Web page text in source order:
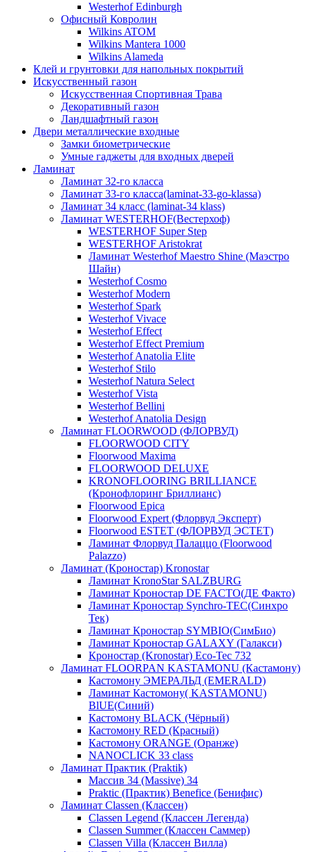
Westerhof Edinburgh
Офисный Ковролин
Wilkins ATOM
Wilkins Mantera 1000
Wilkins Alameda
Клей и грунтовки для напольных покрытий
Искусственный газон
Искусственная Спортивная Трава
Декоративный газон
Ландшафтный газон
Двери металлические входные
Замки биометрические
Умные гаджеты для входных дверей
Ламинат
Ламинат 32-го класса
Ламинат 33-го класса(laminat-33-go-klassa)
Ламинат 34 класс (laminat-34 klass)
Ламинат WESTERHOF(Вестерхоф)
WESTERHOF Super Step
WESTERHOF Aristokrat
Ламинат Westerhof Maestro Shine (Маэстро
Шайн)
Westerhof Cosmo
Westerhof Modern
Westerhof Spark
Westerhof Vivace
Westerhof Effect
Westerhof Effect Premium
Westerhof Anatolia Elite
Westerhof Stilo
Westerhof Natura Select
Westerhof Vista
Westerhof Bellini
Westerhof Anatolia Design
Ламинат FLOORWOOD (ФЛОРВУД)
FLOORWOOD CITY
Floorwood Maxima
FLOORWOOD DELUXE
KRONOFLOORING BRILLIANCE
(Кронофлоринг Бриллианс)
Floorwood Epica
Floorwood Expert (Флорвуд Эксперт)
Floorwood ESTET (ФЛОРВУД ЭСТЕТ)
Ламинат Флорвуд Палаццо (Floorwood
Palazzo)
Ламинат (Кроностар) Kronostar
Ламинат KronoStar SALZBURG
Ламинат Кроностар DE FACTO(ДЕ Факто)
Ламинат Кроностар Synchro-TEC(Синхро
Тек)
Ламинат Кроностар SYMBIO(СимБио)
Ламинат Кроностар GALAXY (Галакси)
Кроностар (Kronostar) Eco-Tec 732
Ламинат FLOORPAN KASTAMONU (Кастамону)
Кастомону ЭМЕРАЛЬД (EMERALD)
Ламинат Кастомону( KASTAMONU)
BlUE(Синий)
Кастомону BLACK (Чёрный)
Кастомону RED (Красный)
Кастомону ORANGE (Оранже)
NANOCLICK 33 class
Ламинат Практик (Praktik)
Массив 34 (Massive) 34
Praktic (Практик) Benefice (Бенифис)
Ламинат Classen (Классен)
Classen Legend (Классен Легенда)
Classen Summer (Классен Саммер)
Classen Villa (Классен Вилла)